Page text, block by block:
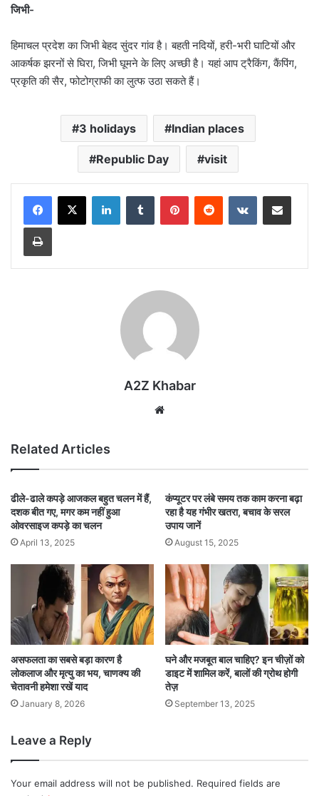
जिभी-
हिमाचल प्रदेश का जिभी बेहद सुंदर गांव है। बहती नदियों, हरी-भरी घाटियों और
आकर्षक झरनों से घिरा, जिभी घूमने के लिए अच्छी है। यहां आप ट्रैकिंग, कैंपिंग,
प्रकृति की सैर, फोटोग्राफी का लुत्फ उठा सकते हैं।
3 holidays Indian places
Republic Day visit
LinkedInTumblr PinterestReddit VKontakteShare via Email
Print
A2Z Khabar
Related Articles
ढीले-ढाले कपड़े आजकल बहुत चलन में हैं,
दशक बीत गए, मगर कम नहीं हुआ
ओवरसाइज कपड़े का चलन
April 13, 2025
कंप्यूटर पर लंबे समय तक काम करना बढ़ा
रहा है यह गंभीर खतरा, बचाव के सरल
उपाय जानें
August 15, 2025
असफलता का सबसे बड़ा कारण है
लोकलाज और मृत्यु का भय, चाणक्य की
चेतावनी हमेशा रखें याद
January 8, 2026
घने और मजबूत बाल चाहिए? इन चीज़ों को
डाइट में शामिल करें, बालों की ग्रोथ होगी
तेज़
September 13, 2025
Leave a Reply
Your email address will not be published. Required fields are